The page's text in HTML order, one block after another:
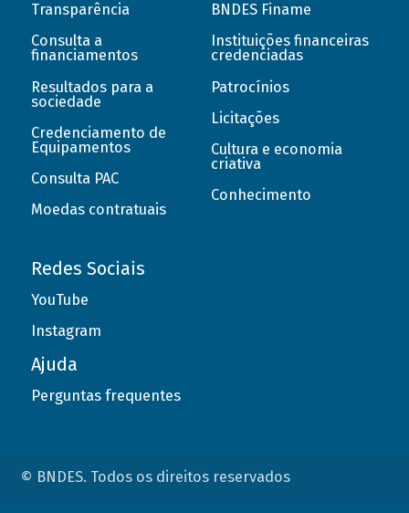
Transparência
Consulta a
financiamentos
Resultados para a
sociedade
Credenciamento de
Equipamentos
Consulta PAC
Moedas contratuais
BNDES Finame
Instituições financeiras
credenciadas
Patrocínios
Licitações
Cultura e economia
criativa
Conhecimento
Redes Sociais
YouTube
Instagram
Ajuda
Perguntas frequentes
© BNDES. Todos os direitos reservados